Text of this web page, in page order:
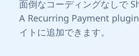
面倒なコーディングなしで
A Recurring Payment
イトに追加できます。